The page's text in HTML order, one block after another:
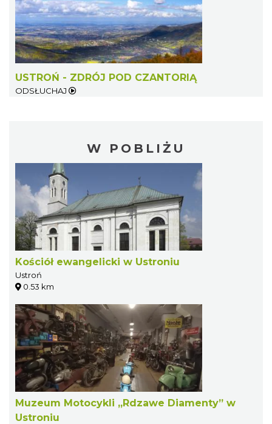
USTROŃ - ZDRÓJ POD CZANTORIĄ
ODSŁUCHAJ
W POBLIŻU
Kościół ewangelicki w Ustroniu
Ustroń
0.53 km
Muzeum Motocykli „Rdzawe Diamenty” w
Ustroniu